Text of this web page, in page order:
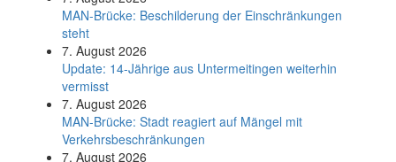
MAN-Brücke: Beschilderung der Einschränkungen
steht
7. August 2026
Update: 14-Jährige aus Untermeitingen weiterhin
vermisst
7. August 2026
MAN-Brücke: Stadt reagiert auf Mängel mit
Verkehrsbeschränkungen
7. August 2026